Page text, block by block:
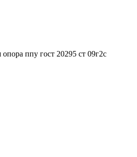
ппу гост 20295 ст 09г2с
трубы